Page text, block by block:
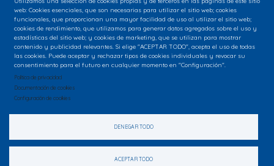
web: Cookies esenciales, que son necesarias para utilizar el sitio web; cookies
funcionales, que proporcionan una mayor facilidad de uso al utilizar el sitio web;
cookies de rendimiento, que utilizamos para generar datos agregados sobre el uso y
estadísticas del sitio web; y cookies de marketing, que se utilizan para mostrar
contenido y publicidad relevantes. Si elige "ACEPTAR TODO", acepta el uso de todas
las cookies. Puede aceptar y rechazar tipos de cookies individuales y revocar su
consentimiento para el futuro en cualquier momento en "Configuración".
Política de privacidad
Documentación de cookies
Configuración de cookies
DENEGAR TODO
ACEPTAR TODO